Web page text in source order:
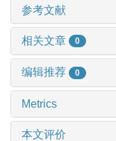
参考文献
相关文章 0
编辑推荐 0
Metrics
本文评价